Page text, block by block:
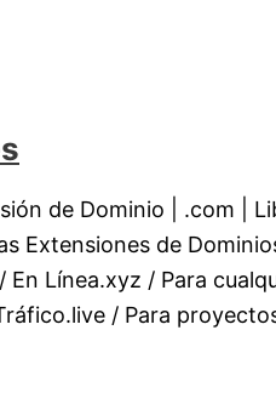
de Dominio | .com |
Extensiones de
Línea.xyz / Para
/ Para